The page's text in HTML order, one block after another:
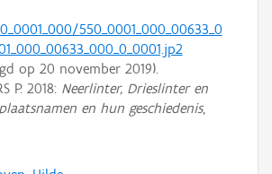
550_0001_000_00633_0
op 20 november 2019).
P. 2018: Neerlinter, Drieslinter en
en hun geschiedenis,